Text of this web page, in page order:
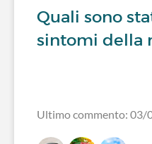
Quali sono
sintomi della
Ultimo commento: 03/